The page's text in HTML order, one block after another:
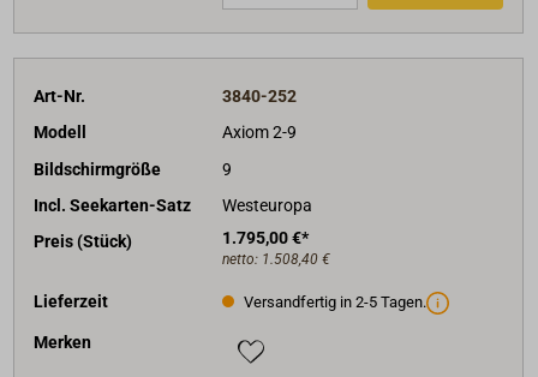
Art-Nr.
3840-252
Modell
Axiom 2-9
Bildschirmgröße
9
Incl. Seekarten-Satz
Westeuropa
Preis (Stück)
1.795,00 €*
netto: 1.508,40 €
Lieferzeit Versandfertig in 2-5 Tagen.
Merken